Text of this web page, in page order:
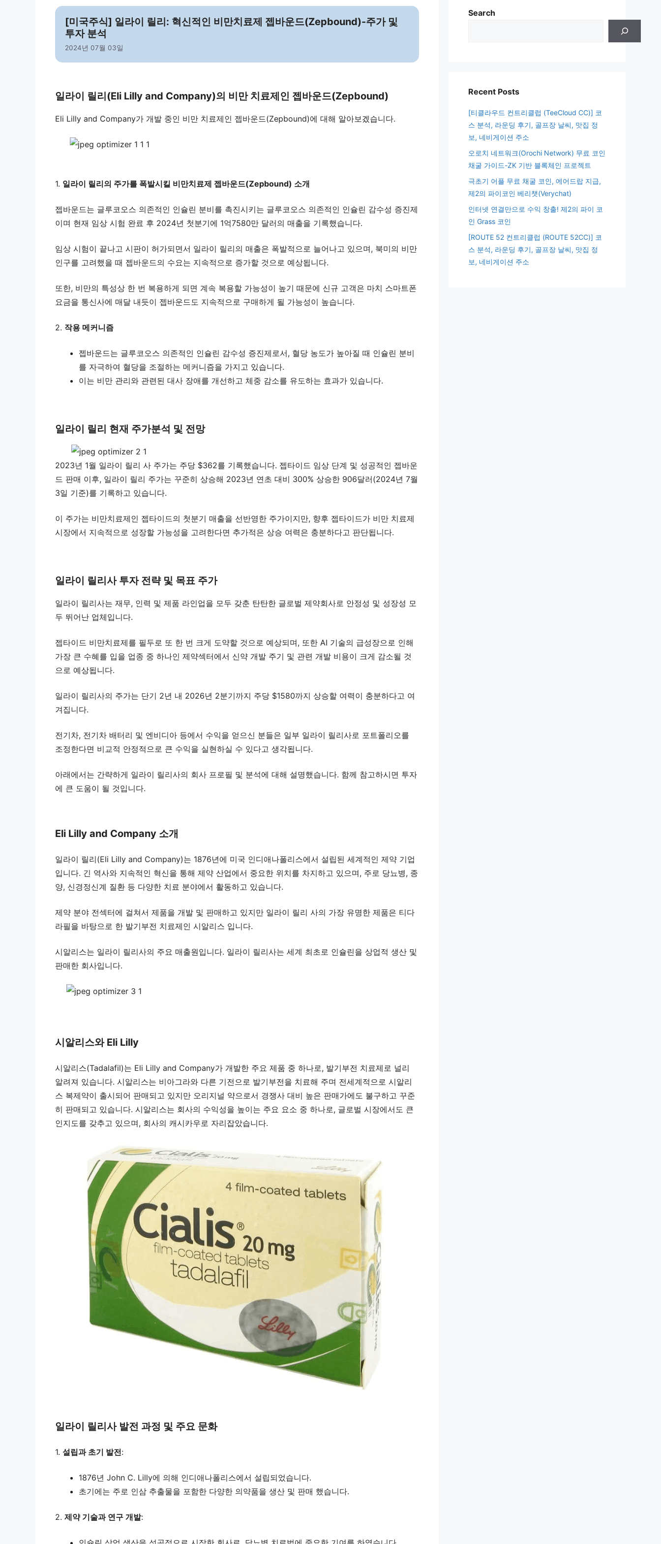
[미국주식] 일라이 릴리: 혁신적인 비만치료제 젭바운드(Zepbound)-주가 및
투자 분석
2024년 07월 03일
일라이 릴리(Eli Lilly and Company)의 비만 치료제인 젭바운드(Zepbound)
Eli Lilly and Company가 개발 중인 비만 치료제인 젭바운드(Zepbound)에 대해 알아보겠습니다.
1. 일라이 릴리의 주가를 폭발시킬 비만치료제 젭바운드(Zepbound) 소개
젭바운드는 글루코오스 의존적인 인슐린 분비를 촉진시키는 글루코오스 의존적인 인슐린 감수성 증진제
이며 현재 임상 시험 완료 후 2024년 첫분기에 1억7580만 달러의 매출을 기록했습니다.
임상 시험이 끝나고 시판이 허가되면서 일라이 릴리의 매출은 폭발적으로 늘어나고 있으며, 북미의 비만
인구를 고려했을 때 젭바운드의 수요는 지속적으로 증가할 것으로 예상됩니다.
또한, 비만의 특성상 한 번 복용하게 되면 계속 복용할 가능성이 높기 때문에 신규 고객은 마치 스마트폰
요금을 통신사에 매달 내듯이 젭바운드도 지속적으로 구매하게 될 가능성이 높습니다.
2. 작용 메커니즘
젭바운드는 글루코오스 의존적인 인슐린 감수성 증진제로서, 혈당 농도가 높아질 때 인슐린 분비
를 자극하여 혈당을 조절하는 메커니즘을 가지고 있습니다.
이는 비만 관리와 관련된 대사 장애를 개선하고 체중 감소를 유도하는 효과가 있습니다.
일라이 릴리 현재 주가분석 및 전망
2023년 1월 일라이 릴리 사 주가는 주당 $362를 기록했습니다. 젭타이드 임상 단계 및 성공적인 젭바운
드 판매 이후, 일라이 릴리 주가는 꾸준히 상승해 2023년 연초 대비 300% 상승한 906달러(2024년 7월
3일 기준)를 기록하고 있습니다.
이 주가는 비만치료제인 젭타이드의 첫분기 매출을 선반영한 주가이지만, 향후 젭타이드가 비만 치료제
시장에서 지속적으로 성장할 가능성을 고려한다면 추가적은 상승 여력은 충분하다고 판단됩니다.
일라이 릴리사 투자 전략 및 목표 주가
일라이 릴리사는 재무, 인력 및 제품 라인업을 모두 갖춘 탄탄한 글로벌 제약회사로 안정성 및 성장성 모
두 뛰어난 업체입니다.
젭타이드 비만치료제를 필두로 또 한 번 크게 도약할 것으로 예상되며, 또한 AI 기술의 급성장으로 인해
가장 큰 수혜를 입을 업종 중 하나인 제약섹터에서 신약 개발 주기 및 관련 개발 비용이 크게 감소될 것
으로 예상됩니다.
일라이 릴리사의 주가는 단기 2년 내 2026년 2분기까지 주당 $1580까지 상승할 여력이 충분하다고 여
겨집니다.
전기차, 전기차 배터리 및 엔비디아 등에서 수익을 얻으신 분들은 일부 일라이 릴리사로 포트폴리오를
조정한다면 비교적 안정적으로 큰 수익을 실현하실 수 있다고 생각됩니다.
아래에서는 간략하게 일라이 릴리사의 회사 프로필 및 분석에 대해 설명했습니다. 함께 참고하시면 투자
에 큰 도움이 될 것입니다.
Eli Lilly and Company 소개
일라이 릴리(Eli Lilly and Company)는 1876년에 미국 인디애나폴리스에서 설립된 세계적인 제약 기업
입니다. 긴 역사와 지속적인 혁신을 통해 제약 산업에서 중요한 위치를 차지하고 있으며, 주로 당뇨병, 종
양, 신경정신계 질환 등 다양한 치료 분야에서 활동하고 있습니다.
제약 분야 전섹터에 걸쳐서 제품을 개발 및 판매하고 있지만 일라이 릴리 사의 가장 유명한 제품은 티다
라필을 바탕으로 한 발기부전 치료제인 시알리스 입니다.
시알리스는 일라이 릴리사의 주요 매출원입니다. 일라이 릴리사는 세계 최초로 인슐린을 상업적 생산 및
판매한 회사입니다.
시알리스와 Eli Lilly
시알리스(Tadalafil)는 Eli Lilly and Company가 개발한 주요 제품 중 하나로, 발기부전 치료제로 널리
알려져 있습니다. 시알리스는 비아그라와 다른 기전으로 발기부전을 치료해 주며 전세계적으로 시알리
스 복제약이 출시되어 판매되고 있지만 오리지널 약으로서 경쟁사 대비 높은 판매가에도 불구하고 꾸준
히 판매되고 있습니다. 시알리스는 회사의 수익성을 높이는 주요 요소 중 하나로, 글로벌 시장에서도 큰
인지도를 갖추고 있으며, 회사의 캐시카우로 자리잡았습니다.
일라이 릴리사 발전 과정 및 주요 문화
1. 설립과 초기 발전:
1876년 John C. Lilly에 의해 인디애나폴리스에서 설립되었습니다.
초기에는 주로 인삼 추출물을 포함한 다양한 의약품을 생산 및 판매 했습니다.
2. 제약 기술과 연구 개발:
Search
Recent Posts
[티클라우드 컨트리클럽 (TeeCloud CC)] 코
스 분석, 라운딩 후기, 골프장 날씨, 맛집 정
보, 네비게이션 주소
오로치 네트워크(Orochi Network) 무료 코인
채굴 가이드-ZK 기반 블록체인 프로젝트
극초기 어플 무료 채굴 코인, 에어드랍 지급,
제2의 파이코인 베리챗(Verychat)
인터넷 연결만으로 수익 창출! 제2의 파이 코
인 Grass 코인
[ROUTE 52 컨트리클럽 (ROUTE 52CC)] 코
스 분석, 라운딩 후기, 골프장 날씨, 맛집 정
보, 네비게이션 주소